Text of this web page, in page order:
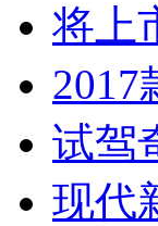
将上
2017
试驾
现代